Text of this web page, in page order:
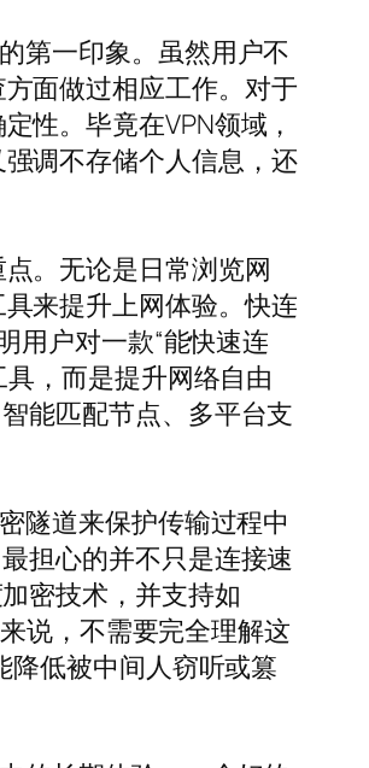
第一印象。虽然用户不
面做过相应工作。对于
性。毕竟在VPN领域，
调不存储个人信息，还
。无论是日常浏览网
来提升上网体验。快连
用户对一款“能快速连
，而是提升网络自由
能匹配节点、多平台支
隧道来保护传输过程中
担心的并不只是连接速
密技术，并支持如
说，不需要完全理解这
降低被中间人窃听或篡